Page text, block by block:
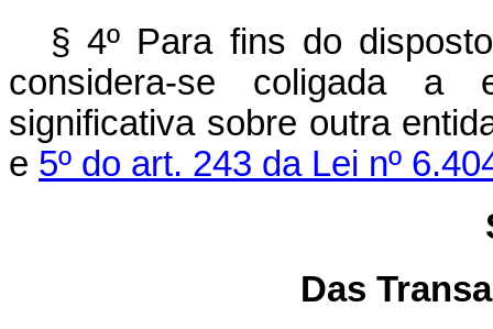
§ 4º Para fins do
considera-se coligada a
significativa sobre outra
e 5º do art. 243 da Lei nº
Das